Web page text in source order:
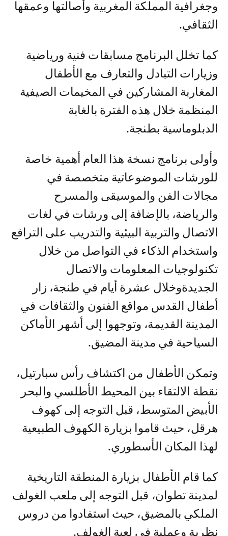
وجغرافية المملكة المغربية وأصالتها وعمقها
الثقافي.
كما تخلل البرنامج مسابقات فنية ورياضية
وزيارات التبادل والتعارف مع الأطفال
المغاربة المشاركين في المخيمات الصيفية
المنظمة خلال هذه الفترة بالغابة
الدبلوماسية بطنجة.
وأولى برنامج نسخة هذا العام أهمية خاصة
للورشات الموضوعاتية متخصصة في
مجالات الفن والموسيقى والمسرح
والرياضة، بالإضافة إلى ورشات في لغات
الاتصال والتربية البيئية والتدريب على الترافع
واستخدام الذكاء في التواصل من خلال
تكنولوجيات المعلومات والاتصال
الجديدةوخلال عشرة أيام في طنجة، زار
أطفال القدس مواقع الفنون والثقافات في
المدينة القديمة، وتوجهوا إلى أشهر الأماكن
السياحية في مدينة المضيق.
وتمكن الأطفال من اكتشاف رأس سبارتيل،
نقطة الالتقاء بين المحيط الأطلسي والبحر
الأبيض المتوسط، قبل التوجه إلى كهوف
هرقل، حيث قاموا بزيارة الكهوف الطبيعية
لهذا المكان الأسطوري.
كما قام الأطفال بزيارة المنطقة التاريخية
لمدينة تطوان، قبل التوجه إلى ملعب الغولف
الملكي بالمضيق، حيث استفادوا من دروس
نظرية وعملية في لعبة الغولف.